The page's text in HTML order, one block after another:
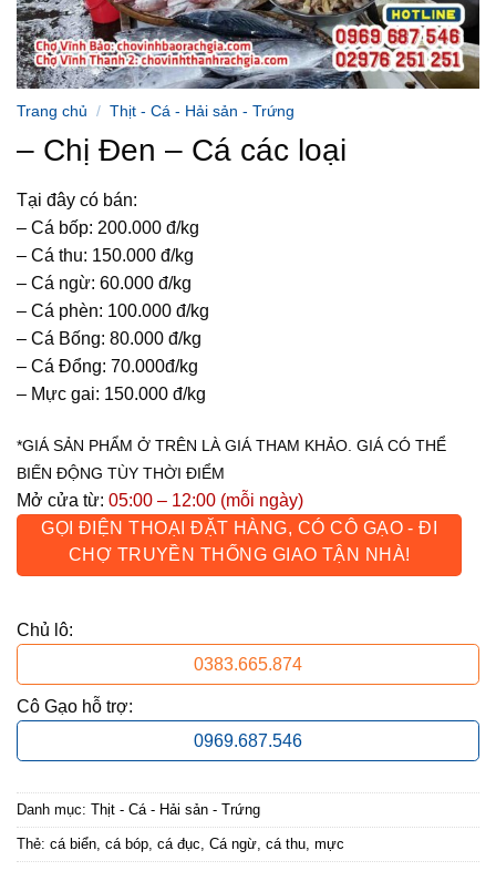
Trang chủ / Thịt - Cá - Hải sản - Trứng
– Chị Đen – Cá các loại
Tại đây có bán:
– Cá bốp: 200.000 đ/kg
– Cá thu: 150.000 đ/kg
– Cá ngừ: 60.000 đ/kg
– Cá phèn: 100.000 đ/kg
– Cá Bống: 80.000 đ/kg
– Cá Đổng: 70.000đ/kg
– Mực gai: 150.000 đ/kg
*GIÁ SẢN PHẨM Ở TRÊN LÀ GIÁ THAM KHẢO. GIÁ CÓ THỂ
BIẾN ĐỘNG TÙY THỜI ĐIỂM
Mở cửa từ: 05:00 – 12:00 (mỗi ngày)
GỌI ĐIỆN THOẠI ĐẶT HÀNG, CÓ CÔ GẠO - ĐI
CHỢ TRUYỀN THỐNG GIAO TẬN NHÀ!
Chủ lô:
0383.665.874
Cô Gạo hỗ trợ:
0969.687.546
Danh mục: Thịt - Cá - Hải sản - Trứng
Thẻ: cá biển cá bóp cá đục Cá ngừ cá thu mực